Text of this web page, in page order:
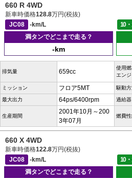
660 R 4WD
新車時価格128.8万円(税抜)
JC08
-km/L 10
満タンでどこまで走る？
-km
排気量 659cc
使用
エンジ
ミッション フロア5MT 駆動
最大出力 64ps/6400rpm 過給器
生産期間
2001年10月～200
3年07月
燃費
660 X 4WD
新車時価格122.8万円(税抜)
JC08
-km/L 10
満タンでどこまで走る？